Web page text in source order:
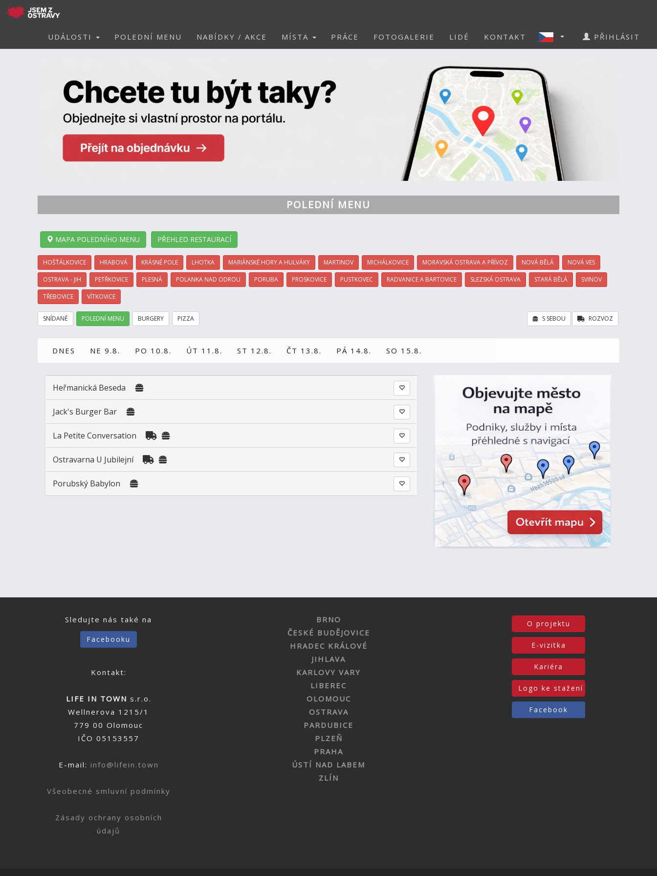
UDÁLOSTI POLEDNÍ MENU NABÍDKY / AKCE MÍSTA PRÁCE FOTOGALERIE LIDÉ KONTAKT PŘIHLÁSIT
POLEDNÍ MENU
MAPA POLEDNÍHO MENU PŘEHLED RESTAURACÍ
HOŠŤÁLKOVICE HRABOVÁ KRÁSNÉ POLE LHOTKA MARIÁNSKÉ HORY A HULVÁKY MARTINOV MICHÁLKOVICE MORAVSKÁ OSTRAVA A PŘÍVOZ NOVÁ BĚLÁ NOVÁ VES
OSTRAVA - JIH PETŘKOVICE PLESNÁ POLANKA NAD ODROU PORUBA PROSKOVICE PUSTKOVEC RADVANICE A BARTOVICE SLEZSKÁ OSTRAVA STARÁ BĚLÁ SVINOV
TŘEBOVICE VÍTKOVICE
SNÍDANĚ POLEDNÍ MENU BURGERY PIZZA ROZVOZ
S SEBOU
DNES NE 9.8. PO 10.8. ÚT 11.8. ST 12.8. ČT 13.8. PÁ 14.8. SO 15.8.
Heřmanická Beseda
Jack's Burger Bar
La Petite Conversation
Ostravarna U Jubilejní
Porubský Babylon
Sledujte nás také na
Facebooku
Kontakt:
LIFE IN TOWN s.r.o.
Wellnerova 1215/1
779 00 Olomouc
IČO 05153557
E-mail: info@lifein.town
Všeobecné smluvní podmínky
Zásady ochrany osobních
údajů
BRNO
ČESKÉ BUDĚJOVICE
HRADEC KRÁLOVÉ
JIHLAVA
KARLOVY VARY
LIBEREC
OLOMOUC
OSTRAVA
PARDUBICE
PLZEŇ
PRAHA
ÚSTÍ NAD LABEM
ZLÍN
O projektu
E-vizitka
Kariéra
Logo ke stažení
Facebook